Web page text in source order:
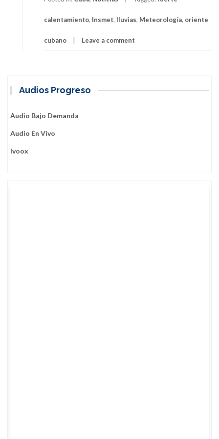
calentamiento, Insmet, lluvias, Meteorología, oriente
cubano Leave a comment
Audios Progreso
Audio Bajo Demanda
Audio En Vivo
Ivoox